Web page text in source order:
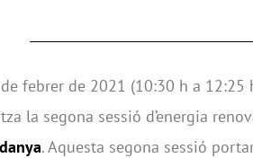
febrer de 2021 (10:30 h a 12:25
la segona sessió d’energia
. Aquesta segona sessió